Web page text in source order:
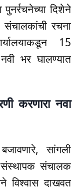
दिशेने
संचालकांची रचना
15
भर घालण्यात
करणारा नवा
सांगली
संस्थापक संचालक
विश्वास दाखवत